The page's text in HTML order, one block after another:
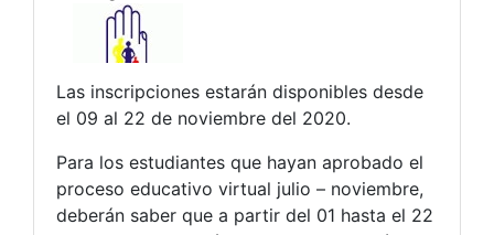
Las inscripciones estarán disponibles desde
el 09 al 22 de noviembre del 2020.
Para los estudiantes que hayan aprobado el
proceso educativo virtual julio – noviembre,
deberán saber que a partir del 01 hasta el 22